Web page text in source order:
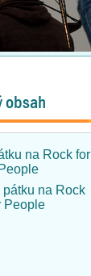
obsah
na Rock for
People